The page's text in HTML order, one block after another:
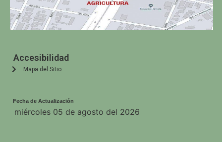
Accesibilidad
Mapa del Sitio
Fecha de Actualización
miércoles 05 de agosto del 2026